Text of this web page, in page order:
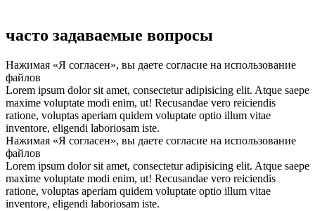
часто задаваемые вопросы
Нажимая «Я согласен», вы даете согласие на использование
файлов
Lorem ipsum dolor sit amet, consectetur adipisicing elit. Atque saepe
maxime voluptate modi enim, ut! Recusandae vero reiciendis
ratione, voluptas aperiam quidem voluptate optio illum vitae
inventore, eligendi laboriosam iste.
Нажимая «Я согласен», вы даете согласие на использование
файлов
Lorem ipsum dolor sit amet, consectetur adipisicing elit. Atque saepe
maxime voluptate modi enim, ut! Recusandae vero reiciendis
ratione, voluptas aperiam quidem voluptate optio illum vitae
inventore, eligendi laboriosam iste.